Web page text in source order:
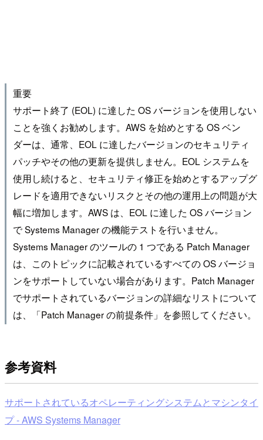
重要
サポート終了 (EOL) に達した OS バージョンを使用しない
ことを強くお勧めします。AWS を始めとする OS ベン
ダーは、通常、EOL に達したバージョンのセキュリティ
パッチやその他の更新を提供しません。EOL システムを
使用し続けると、セキュリティ修正を始めとするアップグ
レードを適用できないリスクとその他の運用上の問題が大
幅に増加します。AWS は、EOL に達した OS バージョン
で Systems Manager の機能テストを行いません。
Systems Manager のツールの 1 つである Patch Manager
は、このトピックに記載されているすべての OS バージョ
ンをサポートしていない場合があります。Patch Manager
でサポートされているバージョンの詳細なリストについて
は、「Patch Manager の前提条件」を参照してください。
参考資料
サポートされているオペレーティングシステムとマシンタイ
プ - AWS Systems Manager